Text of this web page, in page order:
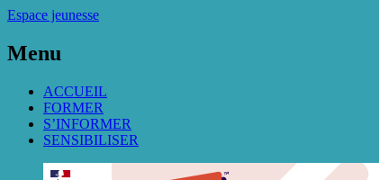
Espace jeunesse
Menu
ACCUEIL
FORMER
S’INFORMER
SENSIBILISER